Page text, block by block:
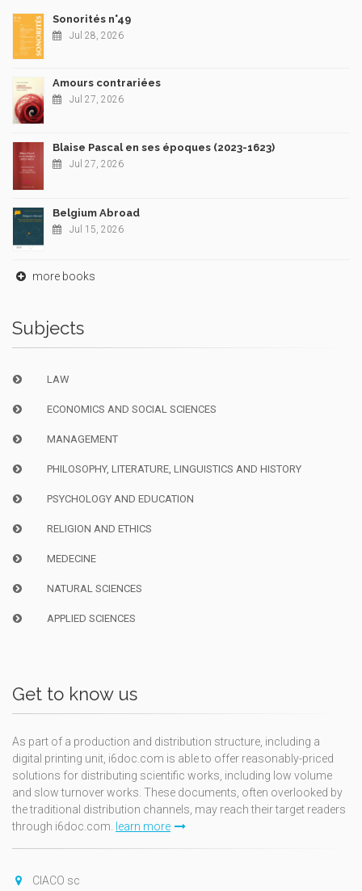
Sonorités n°49
Jul 28, 2026
Amours contrariées
Jul 27, 2026
Blaise Pascal en ses époques (2023-1623)
Jul 27, 2026
Belgium Abroad
Jul 15, 2026
more books
Subjects
LAW
ECONOMICS AND SOCIAL SCIENCES
MANAGEMENT
PHILOSOPHY, LITERATURE, LINGUISTICS AND HISTORY
PSYCHOLOGY AND EDUCATION
RELIGION AND ETHICS
MEDECINE
NATURAL SCIENCES
APPLIED SCIENCES
Get to know us
As part of a production and distribution structure, including a
digital printing unit, i6doc.com is able to offer reasonably-priced
solutions for distributing scientific works, including low volume
and slow turnover works. These documents, often overlooked by
the traditional distribution channels, may reach their target readers
through i6doc.com.
learn more
CIACO sc